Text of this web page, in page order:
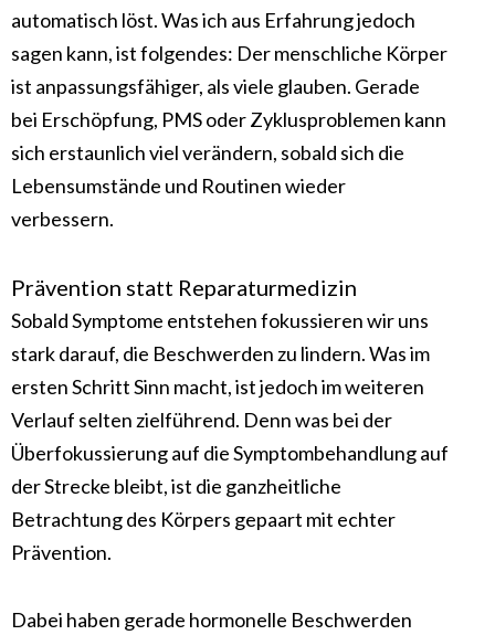
automatisch löst. Was ich aus Erfahrung jedoch
sagen kann, ist folgendes: Der menschliche Körper
ist anpassungsfähiger, als viele glauben. Gerade
bei Erschöpfung, PMS oder Zyklusproblemen kann
sich erstaunlich viel verändern, sobald sich die
Lebensumstände und Routinen wieder
verbessern.
Prävention statt Reparaturmedizin
Sobald Symptome entstehen fokussieren wir uns
stark darauf, die Beschwerden zu lindern. Was im
ersten Schritt Sinn macht, ist jedoch im weiteren
Verlauf selten zielführend. Denn was bei der
Überfokussierung auf die Symptombehandlung auf
der Strecke bleibt, ist die ganzheitliche
Betrachtung des Körpers gepaart mit echter
Prävention.
Dabei haben gerade hormonelle Beschwerden